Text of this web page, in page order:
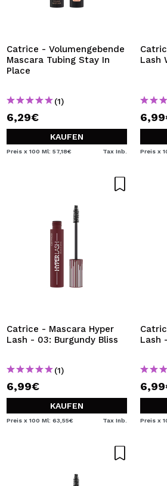
Catrice - Volumengebende
Mascara Tubing Stay In
Place
(1)
6,29€
KAUFEN
Preis x 100 Ml: 57,18€ Tax Inb.
Lash
Preis x
Catrice - Mascara Hyper
Lash - 03: Burgundy Bliss
(1)
6,99€
KAUFEN
Preis x 100 Ml: 63,55€ Tax Inb.
Lash
Preis x